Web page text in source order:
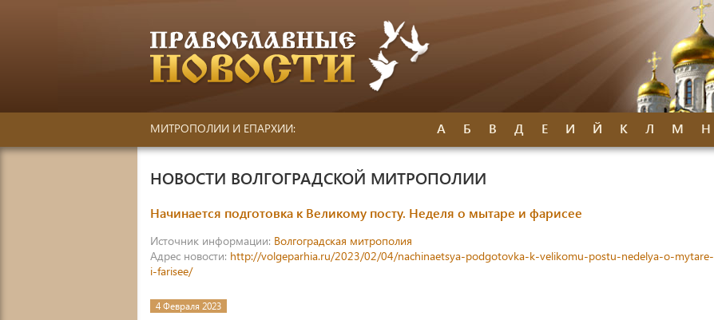
МИТРОПОЛИИ И ЕПАРХИИ: А Б В Д Е И Й К Л М Н
НОВОСТИ ВОЛГОГРАДСКОЙ МИТРОПОЛИИ
Начинается подготовка к Великому посту. Неделя о мытаре и фарисее
Источник информации: Волгоградская митрополия
Адрес новости: http://volgeparhia.ru/2023/02/04/nachinaetsya-podgotovka-k-velikomu-postu-nedelya-o-mytare-
i-farisee/
4 Февраля 2023